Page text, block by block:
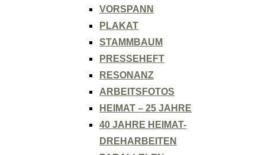
VORSPANN
PLAKAT
STAMMBAUM
PRESSEHEFT
RESONANZ
ARBEITSFOTOS
HEIMAT – 25 JAHRE
40 JAHRE HEIMAT-
DREHARBEITEN